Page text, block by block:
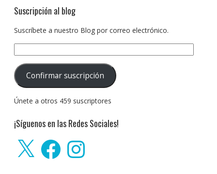
Suscripción al blog
Suscríbete a nuestro Blog por correo electrónico.
de
correo
electrónico:
Confirmar suscripción
Únete a otros 459 suscriptores
¡Síguenos en las Redes Sociales!
FacebookInstagram